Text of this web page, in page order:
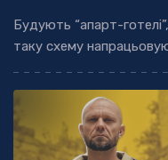
Будують “апарт-
таку схему